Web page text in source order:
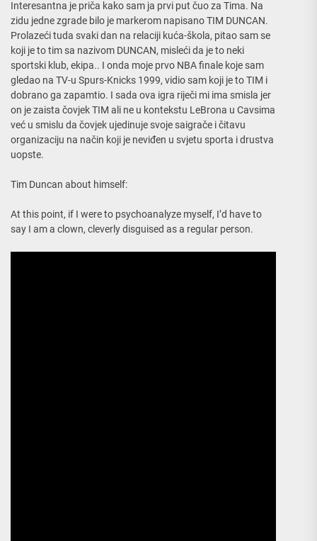
Interesantna je priča kako sam ja prvi put čuo za Tima. Na
zidu jedne zgrade bilo je markerom napisano TIM DUNCAN.
Prolazeći tuda svaki dan na relaciji kuća-škola, pitao sam se
koji je to tim sa nazivom DUNCAN, misleći da je to neki
sportski klub, ekipa.. I onda moje prvo NBA finale koje sam
gledao na TV-u Spurs-Knicks 1999, vidio sam koji je to TIM i
dobrano ga zapamtio. I sada ova igra riječi mi ima smisla jer
on je zaista čovjek TIM ali ne u kontekstu LeBrona u Cavsima
već u smislu da čovjek ujedinuje svoje saigrače i čitavu
organizaciju na način koji je neviđen u svjetu sporta i drustva
uopste.
Tim Duncan about himself:
At this point, if I were to psychoanalyze myself, I’d have to
say I am a clown, cleverly disguised as a regular person.